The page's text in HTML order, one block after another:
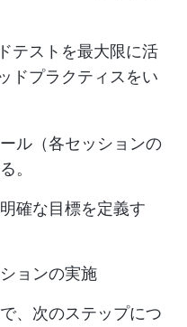
テストを最大限に活
ドプラクティスをい
ル（各セッションの
。
確な目標を定義す
ョンの実施
、次のステップにつ